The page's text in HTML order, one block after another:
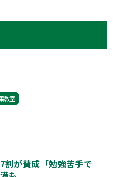
教室
割が賛成「勉強苦手で